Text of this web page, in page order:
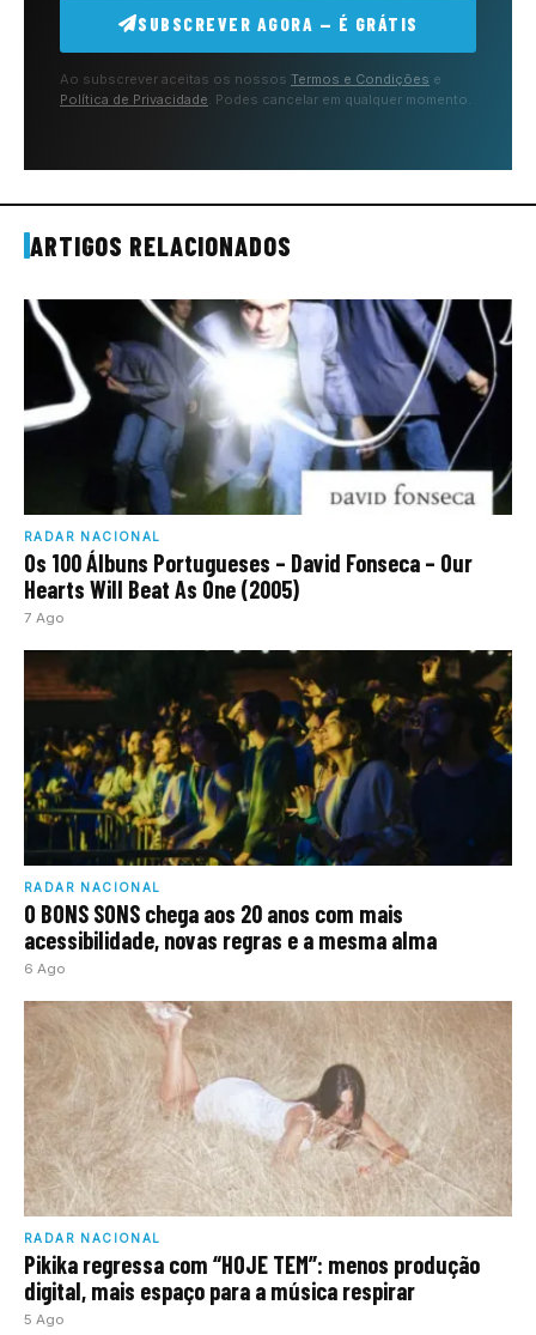
SUBSCREVER AGORA — É GRÁTIS
Ao subscrever aceitas os nossos Termos e Condições e
Política de Privacidade . Podes cancelar em qualquer momento.
ARTIGOS RELACIONADOS
RADAR NACIONAL
Os 100 Álbuns Portugueses – David Fonseca – Our
Hearts Will Beat As One (2005)
7 Ago
RADAR NACIONAL
O BONS SONS chega aos 20 anos com mais
acessibilidade, novas regras e a mesma alma
6 Ago
RADAR NACIONAL
Pikika regressa com “HOJE TEM”: menos produção
digital, mais espaço para a música respirar
5 Ago